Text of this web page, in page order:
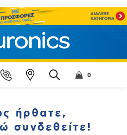
0
ήρθατε,
συνδεθείτε!